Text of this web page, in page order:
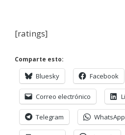
[ratings]
Comparte esto:
Bluesky Facebook
Correo electrónico
Telegram WhatsApp